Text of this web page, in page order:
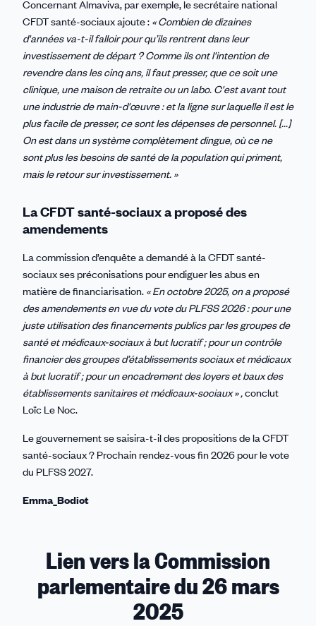
Concernant Almaviva, par exemple, le secrétaire national
CFDT santé-sociaux ajoute : « Combien de dizaines
d'années va-t-il falloir pour qu’ils rentrent dans leur
investissement de départ ? Comme ils ont l'intention de
revendre dans les cinq ans, il faut presser, que ce soit une
clinique, une maison de retraite ou un labo. C'est avant tout
une industrie de main-d'œuvre : et la ligne sur laquelle il est le
plus facile de presser, ce sont les dépenses de personnel. [...]
On est dans un système complètement dingue, où ce ne
sont plus les besoins de santé de la population qui priment,
mais le retour sur investissement. »
La CFDT santé-sociaux a proposé des
amendements
La commission d’enquête a demandé à la CFDT santé-
sociaux ses préconisations pour endiguer les abus en
matière de financiarisation. « En octobre 2025, on a proposé
des amendements en vue du vote du PLFSS 2026 : pour une
juste utilisation des financements publics par les groupes de
santé et médicaux-sociaux à but lucratif ; pour un contrôle
financier des groupes d’établissements sociaux et médicaux
à but lucratif ; pour un encadrement des loyers et baux des
établissements sanitaires et médicaux-sociaux » ,conclut
Loïc Le Noc.
Le gouvernement se saisira-t-il des propositions de la CFDT
santé-sociaux ? Prochain rendez-vous fin 2026 pour le vote
du PLFSS 2027.
Emma_Bodiot
Lien vers la Commission
parlementaire du 26 mars
2025